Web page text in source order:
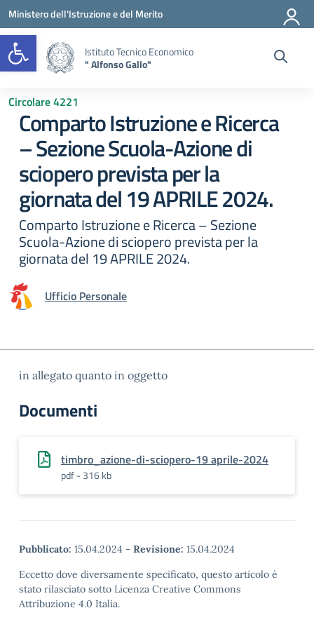
Open toolbar
Vai ai contenuti
Vai al menu di navigazione
Vai al footer
Ministero dell'Istruzione e del Merito
Istituto Tecnico Economico
" Alfonso Gallo"
Circolare 4221
Comparto Istruzione e Ricerca
– Sezione Scuola-Azione di
sciopero prevista per la
giornata del 19 APRILE 2024.
Comparto Istruzione e Ricerca – Sezione
Scuola-Azione di sciopero prevista per la
giornata del 19 APRILE 2024.
Ufficio Personale
in allegato quanto in oggetto
Documenti
timbro_azione-di-sciopero-19 aprile-2024
pdf - 316 kb
Pubblicato: 15.04.2024 - Revisione: 15.04.2024
Eccetto dove diversamente specificato, questo articolo è
stato rilasciato sotto Licenza Creative Commons
Attribuzione 4.0 Italia.